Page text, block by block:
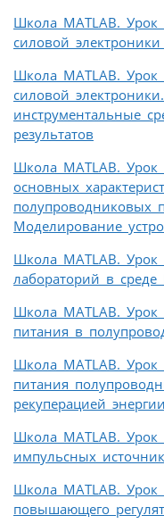
Школа MATLAB. Урок
силовой
Школа MATLAB.
силовой
инструментальные
результатов
Школа MATLAB.
основных
полупроводниковых
Моделирование
Школа MATLAB.
лабораторий в
Школа MATLAB.
питания в
Школа MATLAB.
питания
рекуперацией
Школа MATLAB.
импульсных
Школа MATLAB. Урок
повышающего